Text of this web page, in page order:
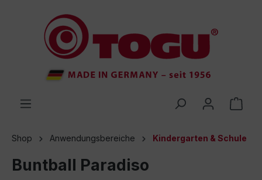
springen
Shop Anwendungsbereiche Kindergarten & Schule
Buntball Paradiso